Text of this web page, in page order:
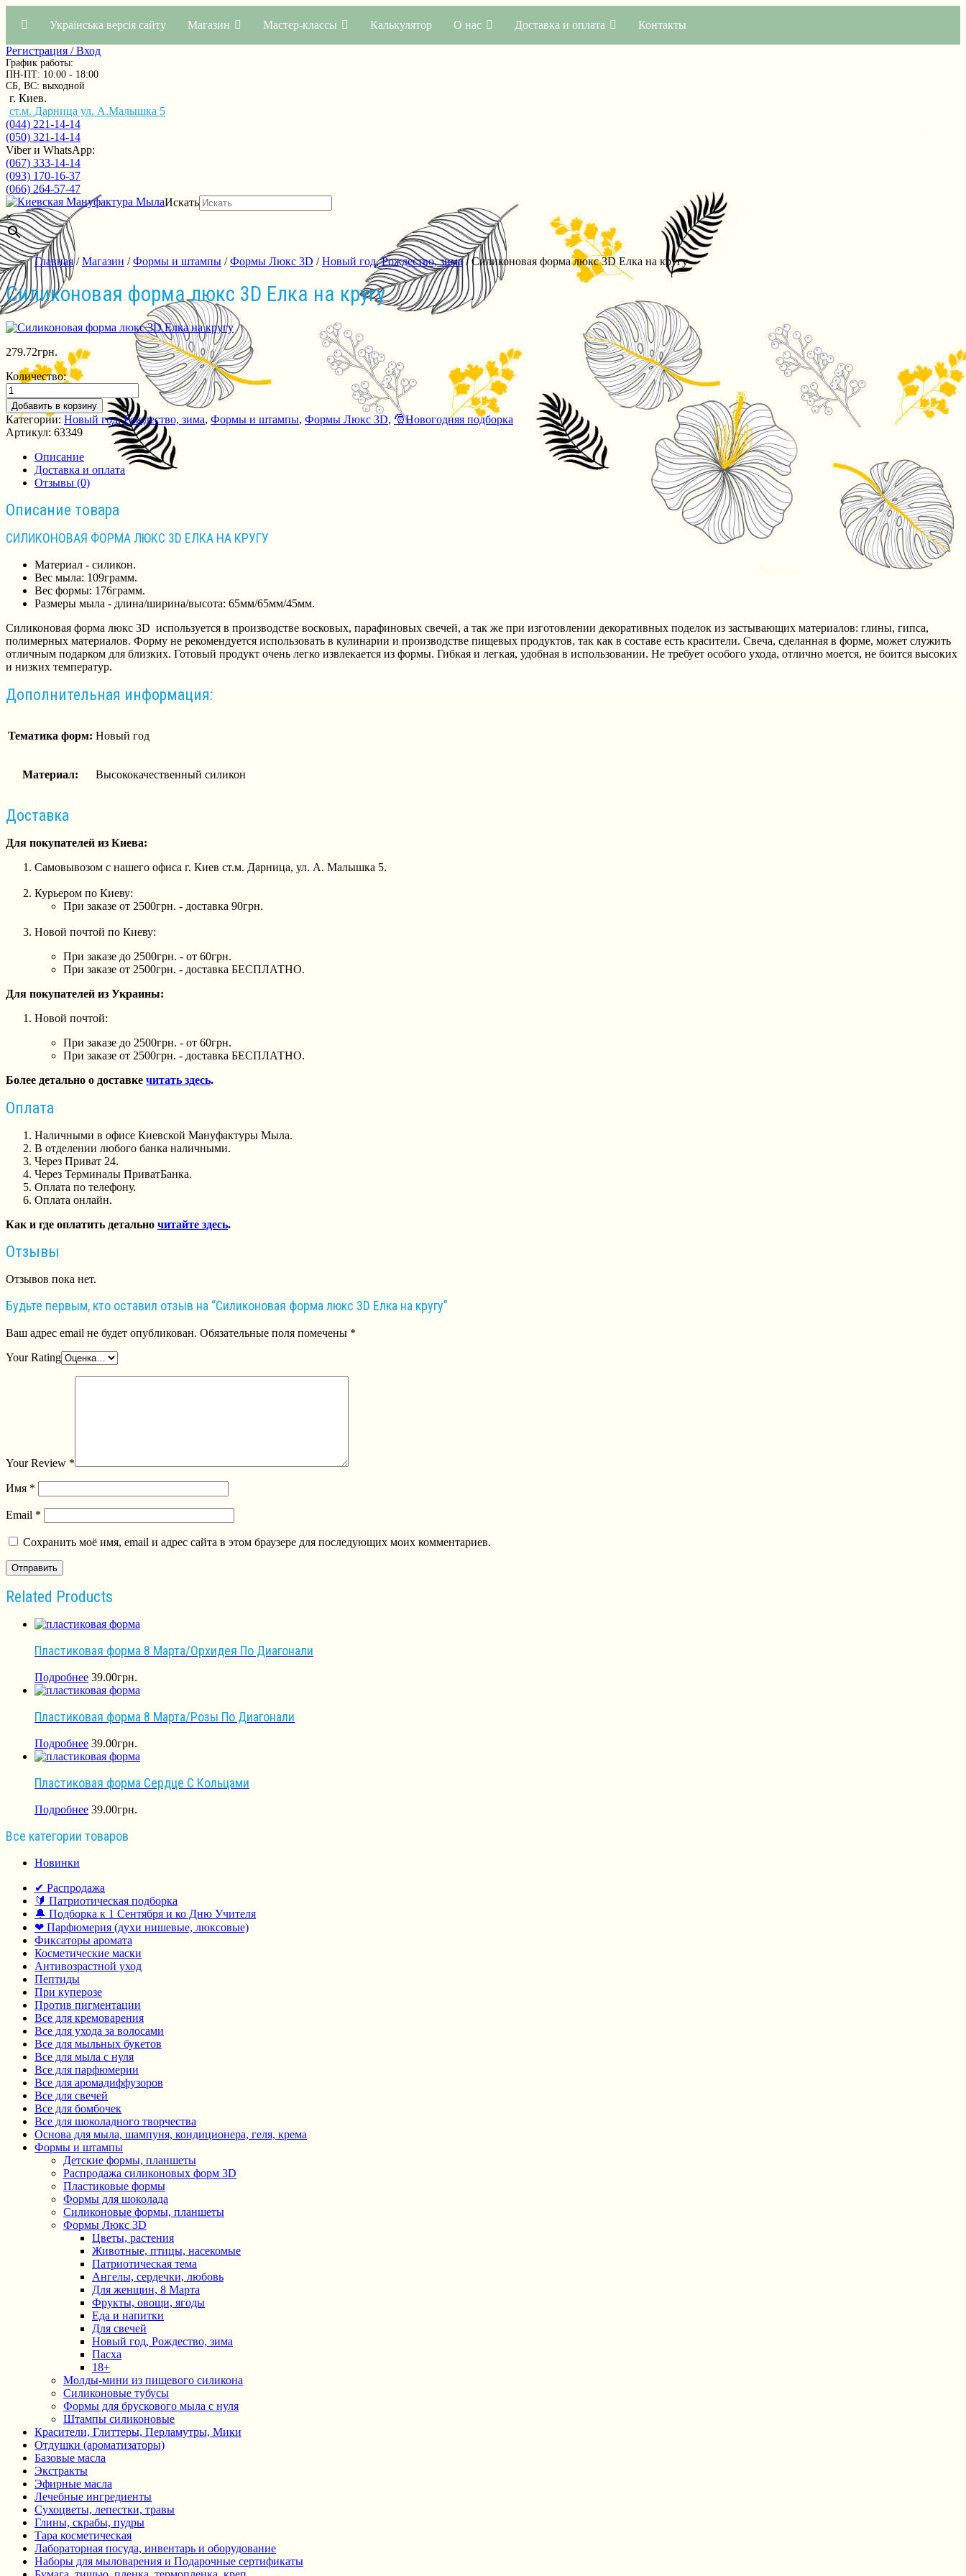
Українська версія сайту Магазин Мастер-классы Калькулятор О нас Доставка и оплата Контакты
Регистрация / Вход
График работы:
ПН-ПТ: 10:00 - 18:00
СБ, ВС: выходной
г. Киев.
ст.м. Дарница ул. А.Малышка 5
(044) 221-14-14
(050) 321-14-14
Viber и WhatsApp:
(067) 333-14-14
(093) 170-16-37
(066) 264-57-47
Искать
×
Главная/Магазин /Формы и штампы /Формы Люкс 3D /Новый год, Рождество, зима/ Силиконовая форма люкс 3D Елка на кругу
Силиконовая форма люкс 3D Елка на кругу
279.72грн.
Количество:
Добавить в корзину
Категории: Новый год, Рождество, зима, Формы и штампы, Формы Люкс 3D, 🎅Новогодняя подборка
Артикул: 63349
Описание
Доставка и оплата
Отзывы (0)
Описание товара
СИЛИКОНОВАЯ ФОРМА ЛЮКС 3D ЕЛКА НА КРУГУ
Материал - силикон.
Вес мыла: 109грамм.
Вес формы: 176грамм.
Размеры мыла - длина/ширина/высота: 65мм/65мм/45мм.
Силиконовая форма люкс 3D используется в производстве восковых, парафиновых свечей, а так же при изготовлении декоративных поделок из застывающих материалов: глины, гипса,
полимерных материалов. Форму не рекомендуется использовать в кулинарии и производстве пищевых продуктов, так как в составе есть красители. Свеча, сделанная в форме, может служить
отличным подарком для близких. Готовый продукт очень легко извлекается из формы. Гибкая и легкая, удобная в использовании. Не требует особого ухода, отлично моется, не боится высоких
и низких температур.
Дополнительная информация:
Тематика форм: Новый год
Материал: Высококачественный силикон
Доставка
Для покупателей из Киева:
Самовывозом с нашего офиса г. Киев ст.м. Дарница, ул. А. Малышка 5.
Курьером по Киеву:
При заказе от 2500грн. - доставка 90грн.
Новой почтой по Киеву:
При заказе до 2500грн. - от 60грн.
При заказе от 2500грн. - доставка БЕСПЛАТНО.
Для покупателей из Украины:
Новой почтой:
При заказе до 2500грн. - от 60грн.
При заказе от 2500грн. - доставка БЕСПЛАТНО.
Более детально о доставке читать здесь.
Оплата
Наличными в офисе Киевской Мануфактуры Мыла.
В отделении любого банка наличными.
Через Приват 24.
Через Терминалы ПриватБанка.
Оплата по телефону.
Оплата онлайн.
Как и где оплатить детально читайте здесь.
Отзывы
Отзывов пока нет.
Будьте первым, кто оставил отзыв на “Силиконовая форма люкс 3D Елка на кругу”
Ваш адрес email не будет опубликован. Обязательные поля помечены *
Your Rating
Your Review *
Имя *
Email *
Сохранить моё имя, email и адрес сайта в этом браузере для последующих моих комментариев.
Related Products
Пластиковая форма 8 Марта/Орхидея По Диагонали
Подробнее 39.00грн.
Пластиковая форма 8 Марта/Розы По Диагонали
Подробнее 39.00грн.
Пластиковая форма Сердце С Кольцами
Подробнее 39.00грн.
Все категории товаров
Новинки
✔ Распродажа
🔰 Патриотическая подборка
🔔 Подборка к 1 Сентября и ко Дню Учителя
❤ Парфюмерия (духи нишевые, люксовые)
Фиксаторы аромата
Косметические маски
Антивозрастной уход
Пептиды
При куперозе
Против пигментации
Все для кремоварения
Все для ухода за волосами
Все для мыльных букетов
Все для мыла с нуля
Все для парфюмерии
Все для аромадиффузоров
Все для свечей
Все для бомбочек
Все для шоколадного творчества
Основа для мыла, шампуня, кондиционера, геля, крема
Формы и штампы
Детские формы, планшеты
Распродажа силиконовых форм 3D
Пластиковые формы
Формы для шоколада
Силиконовые формы, планшеты
Формы Люкс 3D
Цветы, растения
Животные, птицы, насекомые
Патриотическая тема
Ангелы, сердечки, любовь
Для женщин, 8 Марта
Фрукты, овощи, ягоды
Еда и напитки
Для свечей
Новый год, Рождество, зима
Пасха
18+
Молды-мини из пищевого силикона
Силиконовые тубусы
Формы для брускового мыла с нуля
Штампы силиконовые
Красители, Глиттеры, Перламутры, Мики
Отдушки (ароматизаторы)
Базовые масла
Экстракты
Эфирные масла
Лечебные ингредиенты
Сухоцветы, лепестки, травы
Глины, скрабы, пудры
Тара косметическая
Лабораторная посуда, инвентарь и оборудование
Наборы для мыловарения и Подарочные сертификаты